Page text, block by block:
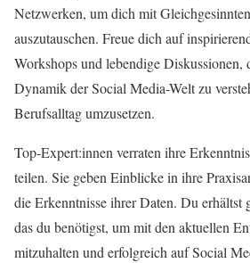
Netzwerken, um dich mit
auszutauschen. Freue dich auf
Workshops und lebendige Diskussionen,
Dynamik der Social Media-Welt zu
Berufsalltag umzusetzen.
Top-Expert:innen verraten ihre
teilen. Sie geben Einblicke in ihre
die Erkenntnisse ihrer Daten. Du erhältst
das du benötigst, um mit den aktuellen
mitzuhalten und erfolgreich auf Social